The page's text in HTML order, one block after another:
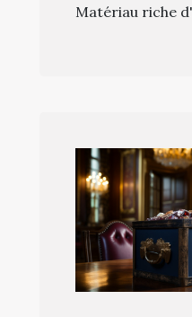
Matériau riche